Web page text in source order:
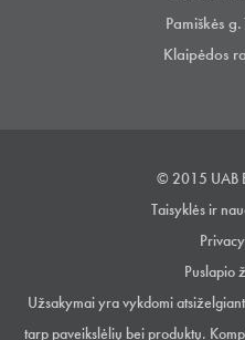
Pamiškės
Klaipėdos
© 2015 UAB
Taisyklės ir
Puslapio
Užsakymai yra vykdomi
tarp paveikslėlių bei produktų.